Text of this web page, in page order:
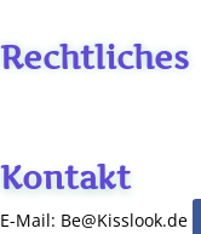
Rechtliches
Kontakt
E-Mail: Be@Kisslook.de